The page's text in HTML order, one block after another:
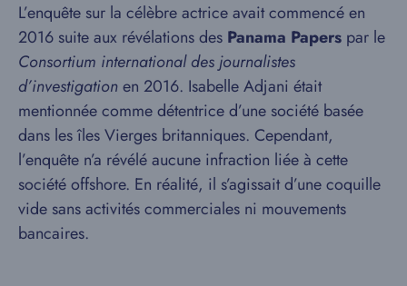
L’enquête sur la célèbre actrice avait commencé en
2016 suite aux révélations des Panama Papers par le
Consortium international des journalistes
d’investigationen 2016. Isabelle Adjani était
mentionnée comme détentrice d’une société basée
dans les îles Vierges britanniques. Cependant,
l’enquête n’a révélé aucune infraction liée à cette
société offshore. En réalité, il s’agissait d’une coquille
vide sans activités commerciales ni mouvements
bancaires.